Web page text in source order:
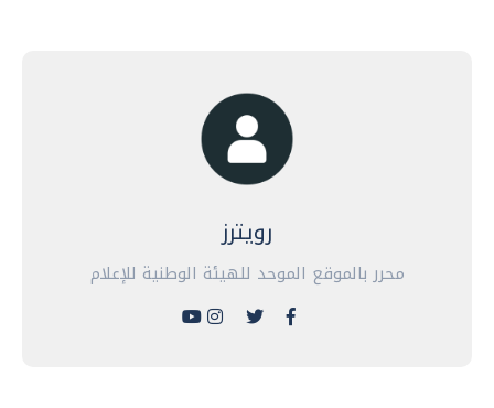
رويترز
محرر بالموقع الموحد للهيئة الوطنية للإعلام